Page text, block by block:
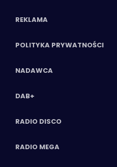
REKLAMA
POLITYKA PRYWATNOŚCI
NADAWCA
DAB+
RADIO DISCO
RADIO MEGA